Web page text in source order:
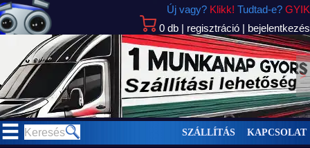
0 db | regisztráció | bejelentkezés
Új vagy? Klikk! Tudtad-e? GYIK
>
SZÁLLÍTÁS KAPCSOLAT